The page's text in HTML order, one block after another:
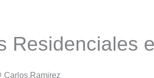
Residenciales
Carlos Ramirez